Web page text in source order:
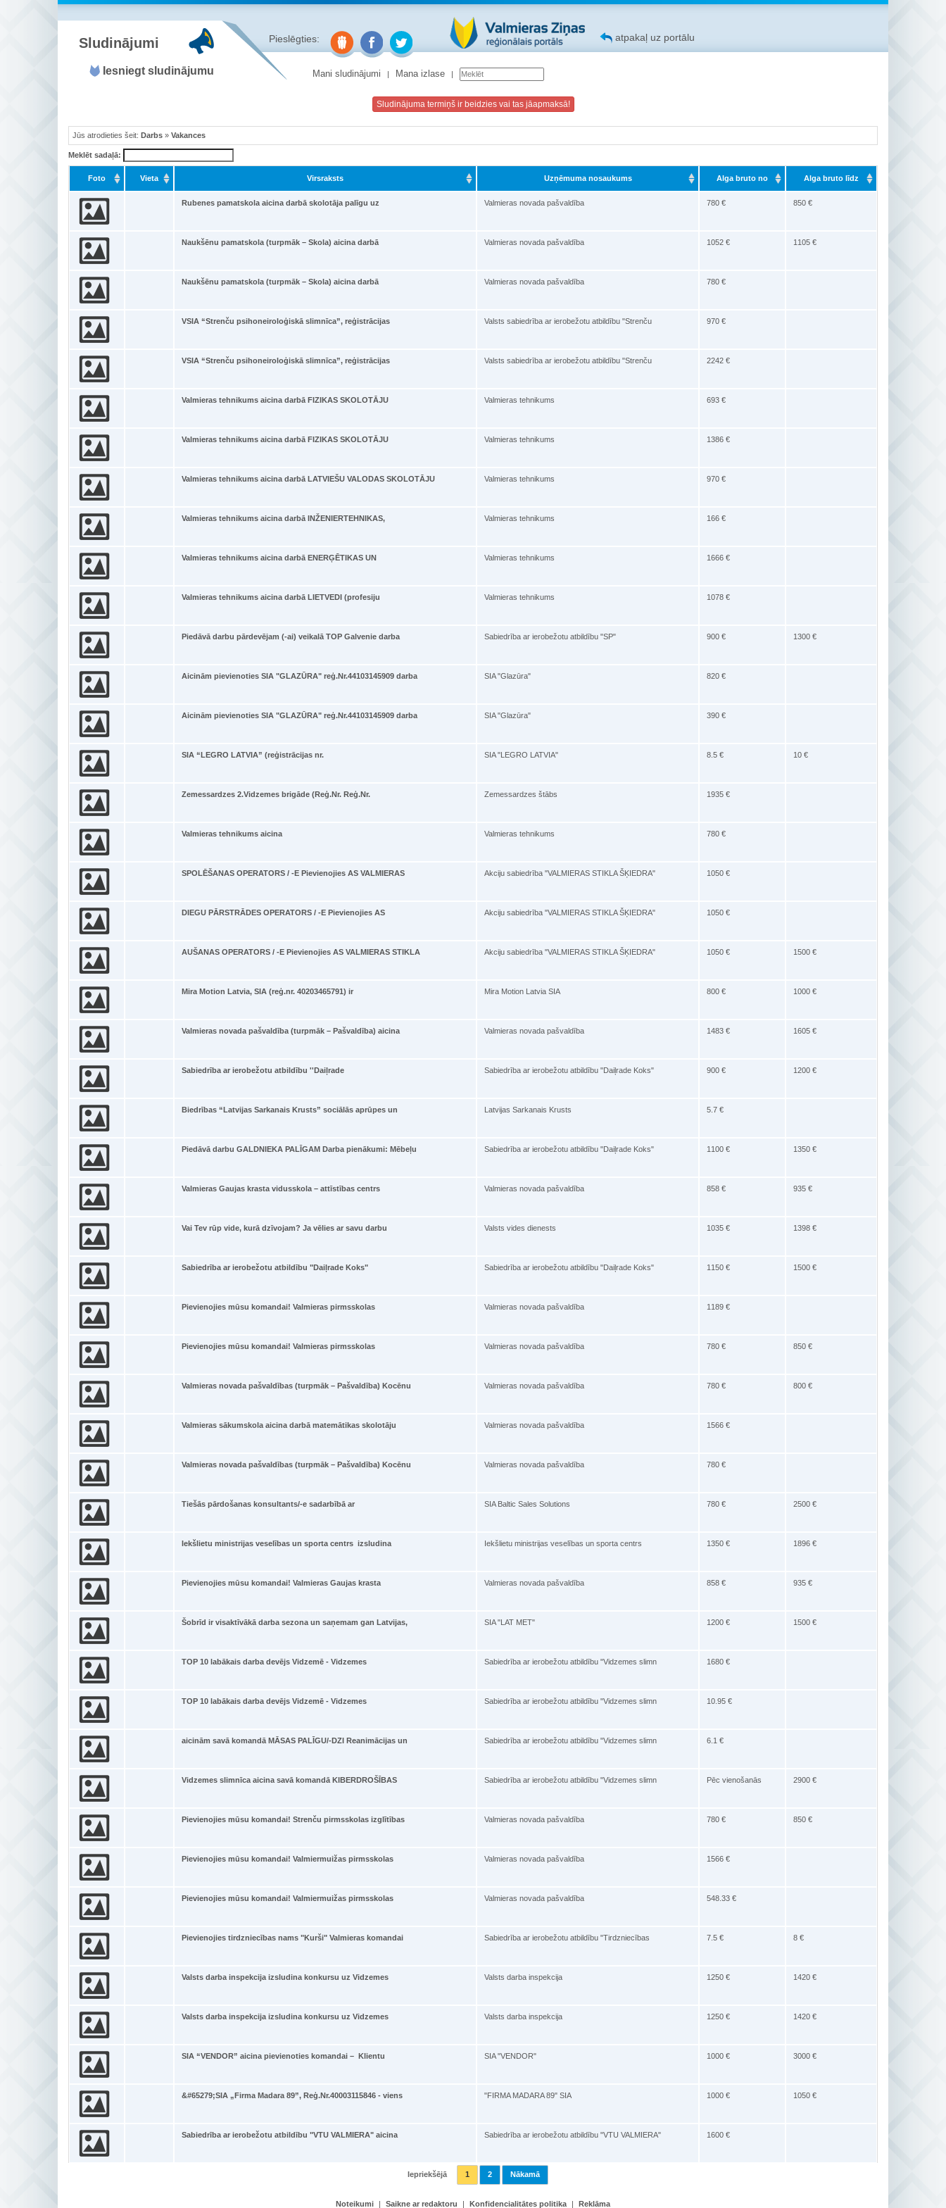
Sludinājumi atpakaļ uz portālu
Pieslēgties:
Iesniegt sludinājumu Mani sludinājumi Mana izlase
Sludinājuma termiņš ir beidzies vai tas jāapmaksā!
Jūs atrodieties šeit: Darbs » Vakances
Meklēt sadaļā:
Foto Vieta Virsraksts Uzņēmuma nosaukums Alga bruto no Alga bruto līdz
Rubenes pamatskola aicina darbā skolotāja palīgu uz Valmieras novada pašvaldība 780 € 850 €
Naukšēnu pamatskola (turpmāk – Skola) aicina darbā Valmieras novada pašvaldība 1052 € 1105 €
Naukšēnu pamatskola (turpmāk – Skola) aicina darbā Valmieras novada pašvaldība 780 €
VSIA “Strenču psihoneiroloģiskā slimnīca”, reģistrācijas Valsts sabiedrība ar ierobežotu atbildību "Strenču 970 €
VSIA “Strenču psihoneiroloģiskā slimnīca”, reģistrācijas Valsts sabiedrība ar ierobežotu atbildību "Strenču 2242 €
Valmieras tehnikums aicina darbā FIZIKAS SKOLOTĀJU Valmieras tehnikums 693 €
Valmieras tehnikums aicina darbā FIZIKAS SKOLOTĀJU Valmieras tehnikums 1386 €
Valmieras tehnikums aicina darbā LATVIEŠU VALODAS SKOLOTĀJU Valmieras tehnikums 970 €
Valmieras tehnikums aicina darbā INŽENIERTEHNIKAS, Valmieras tehnikums 166 €
Valmieras tehnikums aicina darbā ENERĢĒTIKAS UN Valmieras tehnikums 1666 €
Valmieras tehnikums aicina darbā LIETVEDI (profesiju Valmieras tehnikums 1078 €
Piedāvā darbu pārdevējam (-ai) veikalā TOP Galvenie darba Sabiedrība ar ierobežotu atbildību "SP" 900 € 1300 €
Aicinām pievienoties SIA "GLAZŪRA" reģ.Nr.44103145909 darba SIA "Glazūra" 820 €
Aicinām pievienoties SIA "GLAZŪRA" reģ.Nr.44103145909 darba SIA "Glazūra" 390 €
SIA “LEGRO LATVIA” (reģistrācijas nr. SIA "LEGRO LATVIA" 8.5 € 10 €
Zemessardzes 2.Vidzemes brigāde (Reģ.Nr. Reģ.Nr. Zemessardzes štābs 1935 €
Valmieras tehnikums aicina Valmieras tehnikums 780 €
SPOLĒŠANAS OPERATORS / -E Pievienojies AS VALMIERAS Akciju sabiedrība "VALMIERAS STIKLA ŠĶIEDRA" 1050 €
DIEGU PĀRSTRĀDES OPERATORS / -E Pievienojies AS Akciju sabiedrība "VALMIERAS STIKLA ŠĶIEDRA" 1050 €
AUŠANAS OPERATORS / -E Pievienojies AS VALMIERAS STIKLA Akciju sabiedrība "VALMIERAS STIKLA ŠĶIEDRA" 1050 € 1500 €
Mira Motion Latvia, SIA (reģ.nr. 40203465791) ir Mira Motion Latvia SIA 800 € 1000 €
Valmieras novada pašvaldība (turpmāk – Pašvaldība) aicina Valmieras novada pašvaldība 1483 € 1605 €
Sabiedrība ar ierobežotu atbildību ''Daiļrade Sabiedrība ar ierobežotu atbildību "Daiļrade Koks" 900 € 1200 €
Biedrības “Latvijas Sarkanais Krusts” sociālās aprūpes un Latvijas Sarkanais Krusts 5.7 €
Piedāvā darbu GALDNIEKA PALĪGAM Darba pienākumi: Mēbeļu Sabiedrība ar ierobežotu atbildību "Daiļrade Koks" 1100 € 1350 €
Valmieras Gaujas krasta vidusskola – attīstības centrs Valmieras novada pašvaldība 858 € 935 €
Vai Tev rūp vide, kurā dzīvojam? Ja vēlies ar savu darbu Valsts vides dienests 1035 € 1398 €
Sabiedrība ar ierobežotu atbildību "Daiļrade Koks" Sabiedrība ar ierobežotu atbildību "Daiļrade Koks" 1150 € 1500 €
Pievienojies mūsu komandai! Valmieras pirmsskolas Valmieras novada pašvaldība 1189 €
Pievienojies mūsu komandai! Valmieras pirmsskolas Valmieras novada pašvaldība 780 € 850 €
Valmieras novada pašvaldības (turpmāk – Pašvaldība) Kocēnu Valmieras novada pašvaldība 780 € 800 €
Valmieras sākumskola aicina darbā matemātikas skolotāju Valmieras novada pašvaldība 1566 €
Valmieras novada pašvaldības (turpmāk – Pašvaldība) Kocēnu Valmieras novada pašvaldība 780 €
Tiešās pārdošanas konsultants/-e sadarbībā ar SIA Baltic Sales Solutions 780 € 2500 €
Iekšlietu ministrijas veselības un sporta centrs izsludina Iekšlietu ministrijas veselības un sporta centrs 1350 € 1896 €
Pievienojies mūsu komandai! Valmieras Gaujas krasta Valmieras novada pašvaldība 858 € 935 €
Šobrīd ir visaktīvākā darba sezona un saņemam gan Latvijas, SIA "LAT MET" 1200 € 1500 €
TOP 10 labākais darba devējs Vidzemē - Vidzemes Sabiedrība ar ierobežotu atbildību "Vidzemes slimn 1680 €
TOP 10 labākais darba devējs Vidzemē - Vidzemes Sabiedrība ar ierobežotu atbildību "Vidzemes slimn 10.95 €
aicinām savā komandā MĀSAS PALĪGU/-DZI Reanimācijas un Sabiedrība ar ierobežotu atbildību "Vidzemes slimn 6.1 €
Vidzemes slimnīca aicina savā komandā KIBERDROŠĪBAS Sabiedrība ar ierobežotu atbildību "Vidzemes slimn Pēc vienošanās 2900 €
Pievienojies mūsu komandai! Strenču pirmsskolas izglītības Valmieras novada pašvaldība 780 € 850 €
Pievienojies mūsu komandai! Valmiermuižas pirmsskolas Valmieras novada pašvaldība 1566 €
Pievienojies mūsu komandai! Valmiermuižas pirmsskolas Valmieras novada pašvaldība 548.33 €
Pievienojies tirdzniecības nams "Kurši" Valmieras komandai Sabiedrība ar ierobežotu atbildību "Tirdzniecības 7.5 € 8 €
Valsts darba inspekcija izsludina konkursu uz Vidzemes Valsts darba inspekcija 1250 € 1420 €
Valsts darba inspekcija izsludina konkursu uz Vidzemes Valsts darba inspekcija 1250 € 1420 €
SIA “VENDOR” aicina pievienoties komandai – Klientu SIA "VENDOR" 1000 € 3000 €
&#65279;SIA „Firma Madara 89”, Reģ.Nr.40003115846 - viens "FIRMA MADARA 89" SIA 1000 € 1050 €
Sabiedrība ar ierobežotu atbildību "VTU VALMIERA" aicina Sabiedrība ar ierobežotu atbildību "VTU VALMIERA" 1600 €
Iepriekšējā 1 2 Nākamā
Noteikumi | Saikne ar redaktoru | Konfidencialitātes politika | Reklāma